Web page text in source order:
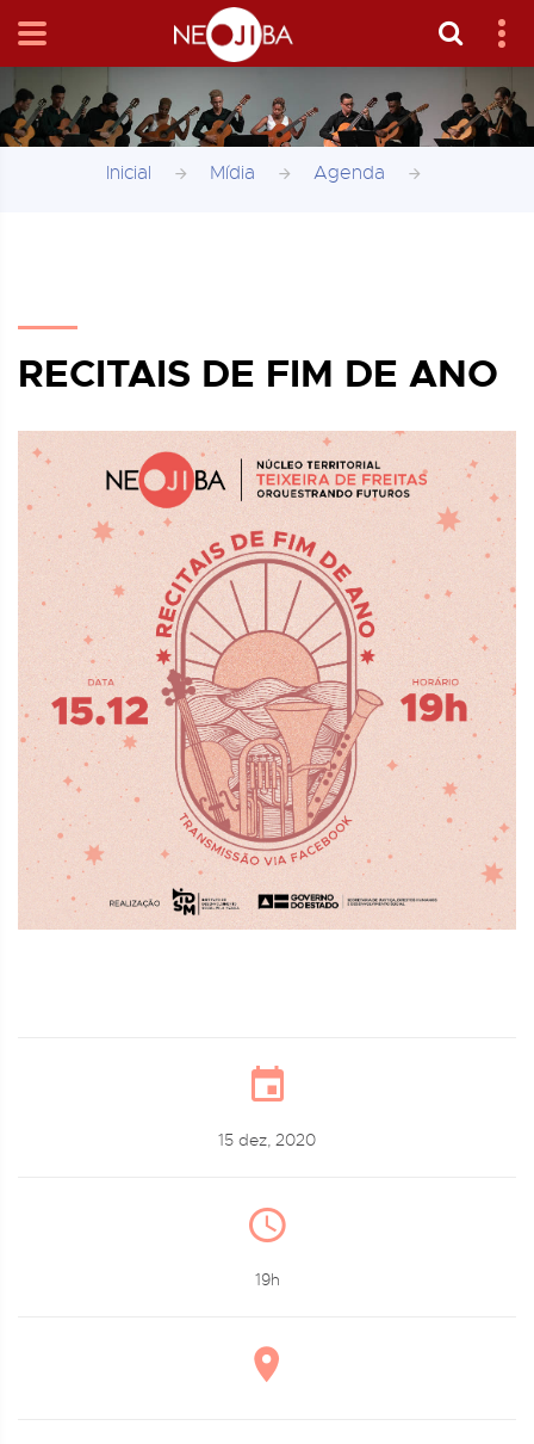
Inicial Mídia Agenda
RECITAIS DE FIM DE ANO
15 dez, 2020
19h